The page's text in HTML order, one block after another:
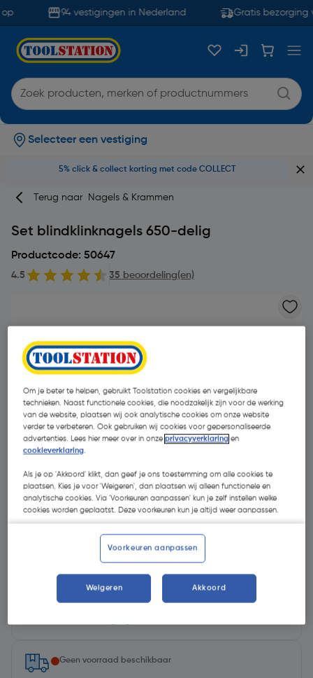
94 vestigingen in Nederland Gratis bezorging
Selecteer een vestiging
5% click & collect korting met code COLLECT
Terug naar Nagels & Krammen
Set blindklinknagels 650-delig
Productcode: 50647
4.5 35 beoordeling(en)
| Excl. btw € 6,44
Selecteer winkel - Bekijk voorraadniveaus en haal binnen 10
minuten op
Geen voorraad beschikbaar
Om je beter te helpen, gebruikt Toolstation cookies en vergelijkbare
technieken. Naast functionele cookies, die noodzakelijk zijn voor de werking
van de website, plaatsen wij ook analytische cookies om onze website
verder te verbeteren. Ook gebruiken wij cookies voor gepersonaliseerde
advertenties. Lees hier meer over in onzeprivacyverklaring en
cookieverklaring.
Als je op 'Akkoord' klikt, dan geef je ons toestemming om alle cookies te
plaatsen. Kies je voor 'Weigeren', dan plaatsen wij alleen functionele en
analytische cookies. Via 'Voorkeuren aanpassen' kun je zelf instellen welke
cookies worden geplaatst. Deze voorkeuren kun je altijd weer aanpassen.
Voorkeuren aanpassen
Weigeren Akkoord